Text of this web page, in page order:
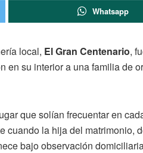
Whatsapp
local, El Gran Centenario,
en su interior a una familia de
que solían frecuentar en
cuando la hija del matrimonio,
bajo observación